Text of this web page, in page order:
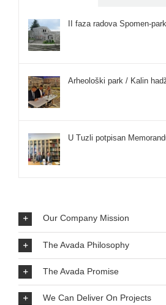
II faza radova Spomen-
Arheološki park / Kalin
U Tuzli potpisan
Our Company Mission
The Avada Philosophy
The Avada Promise
We Can Deliver On Projects